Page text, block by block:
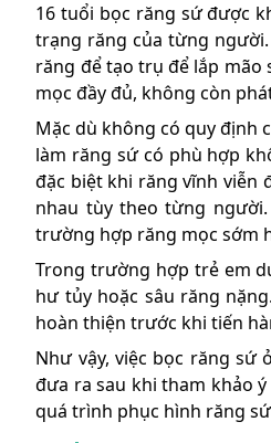
16 tuổi bọc răng sứ được
trạng răng của từng
răng để tạo trụ để lắp mão
mọc đầy đủ, không còn
Mặc dù không có quy định
làm răng sứ có phù hợp
đặc biệt khi răng vĩnh viễn
nhau tùy theo từng
trường hợp răng mọc sớm
Trong trường hợp trẻ em
hư tủy hoặc sâu răng
hoàn thiện trước khi tiến
Như vậy, việc bọc răng
đưa ra sau khi tham khảo
quá trình phục hình răng